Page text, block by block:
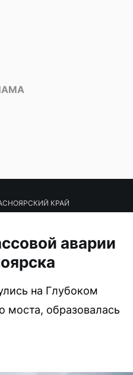
КРАЙ
аварии
на Глубоком
моста, образовалась